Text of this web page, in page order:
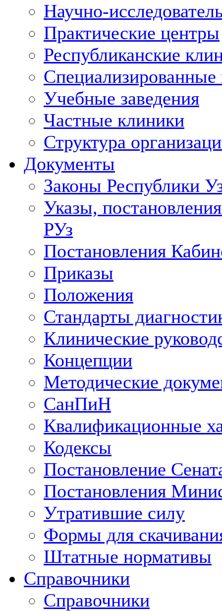
Научно-
Практические центры
Республиканские
Учебные заведения
Частные клиники
Структура
Документы
Законы Республики
Указы,
РУз
Постановления
Приказы
Положения
Стандарты
Клинические
Концепции
Методические
СанПиН
Квалификационные
Кодексы
Постановление
Постановления
Утратившие силу
Формы для
Штатные нормативы
Справочники
Справочники